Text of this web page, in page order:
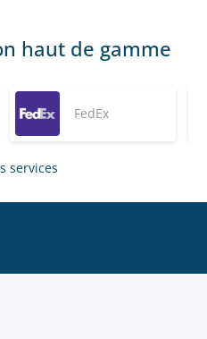
haut de gamme
FedEx
services